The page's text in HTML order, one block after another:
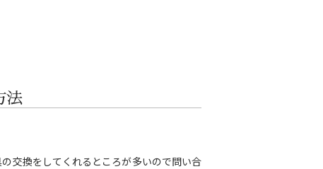
法
交換をしてくれるところが多いので問い合